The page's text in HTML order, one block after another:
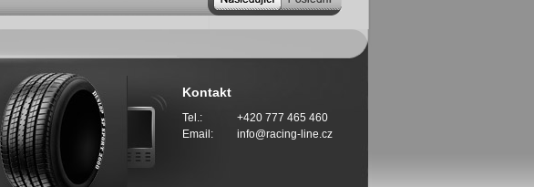
Kontakt
Tel.:
+420 777 465 460
Email:
info@racing-line.cz